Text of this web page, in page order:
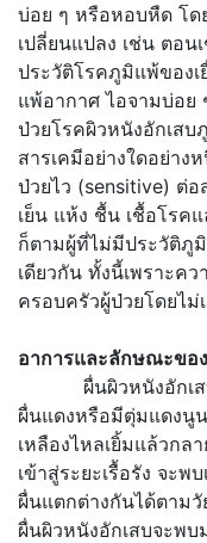
บ่อย ๆ หรือหอบหืด โด
เปลี่ยนแปลง เช่น ตอ
ประวัติโรคภูมิแพ้ของเ
แพ้อากาศ ไอจามบ่อ
ป่วยโรคผิวหนังอักเสบ
สารเคมีอย่างใดอย่าง
ป่วยไว (sensitive) ต่
เย็น แห้ง ชื้น เชื้อโรค
ก็ตามผู้ที่ไม่มีประวัติภู
เดียวกัน ทั้งนี้เพราะค
ครอบครัวผู้ป่วยโดยไม่
อาการและลักษณะขอ
ผื่นผิวหนังอักเสบ
ผื่นแดงหรือมีตุ่มแดงนู
เหลืองไหลเยิ้มแล้วกล
เข้าสู่ระยะเรื้อรัง จะ
ผื่นแตกต่างกันได้ตามวั
ผื่นผิวหนังอักเสบจะพบ